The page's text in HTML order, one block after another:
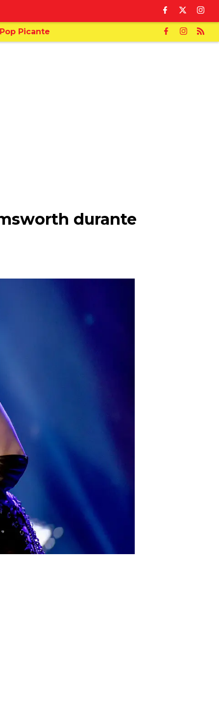
Picante
durante